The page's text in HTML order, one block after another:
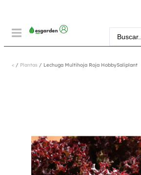
< / Plantas / Lechuga Multihoja Roja HobbySaliplant